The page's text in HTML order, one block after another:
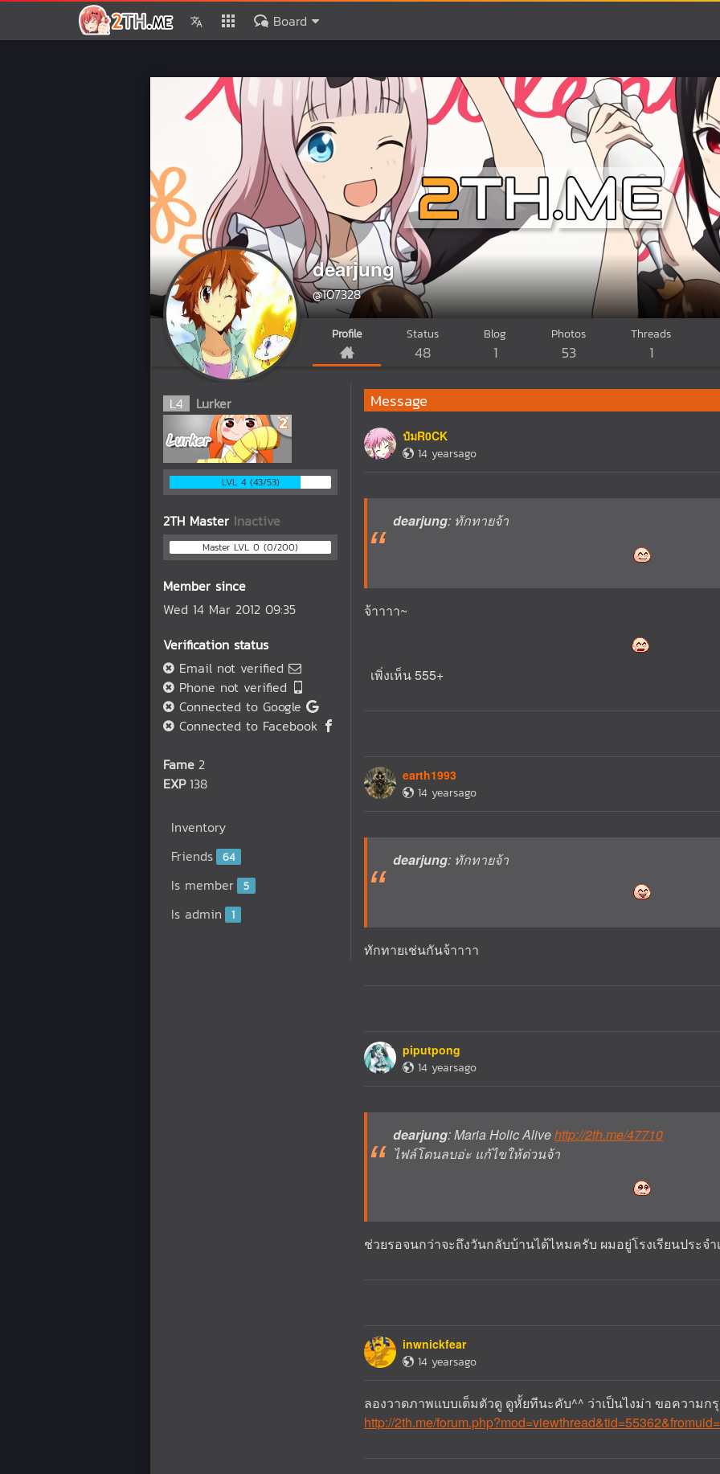
Board
dearjung
@107328
Profile Status
48
Blog
1
Photos
53
Threads
1
L4 Lurker
LVL 4 (43/53)
2TH Master Inactive
Master LVL 0 (0/200)
Member since
Wed 14 Mar 2012 09:35
Verification status
Email not verified
Phone not verified
Connected to Google
Connected to Facebook
Fame 2
EXP 138
Inventory
Friends 64
Is member 5
Is admin 1
Message
ป๋มR0CK
14 yearsago
dearjung: ทักทายจ้า
จ้าาาา~
เพิ่งเห็น 555+
earth1993
14 yearsago
dearjung: ทักทายจ้า
ทักทายเช่นกันจ้าาาา
piputpong
14 yearsago
dearjung: Maria Holic Alivehttp://2th.me/47710
ไฟล์โดนลบอ่ะ แก้ไขให้ด่วนจ้า
ช่วยรอจนกว่าจะถึงวันกลับบ้านได้ไหมครับ ผมอยู่โรงเรียนประจ
inwnickfear
14 yearsago
ลองวาดภาพแบบเต็มตัวดู ดูหั้ยทีนะคับ^^ ว่าเป็นไงม่า ขอความก
http://2th.me/